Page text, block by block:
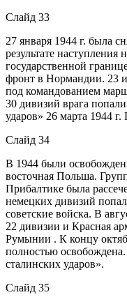
Слайд 33
27 января 1944 г. была
результате
государственной
фронт в Нормандии. 23
под командованием
30 дивизий врага
ударов» 26 марта 1944
Слайд 34
В 1944 были
восточная Польша.
Прибалтике была
немецких дивизий
советские войска. В
22 дивизии и Красная
Румынии . К концу
полностью
сталинских ударов».
Слайд 35